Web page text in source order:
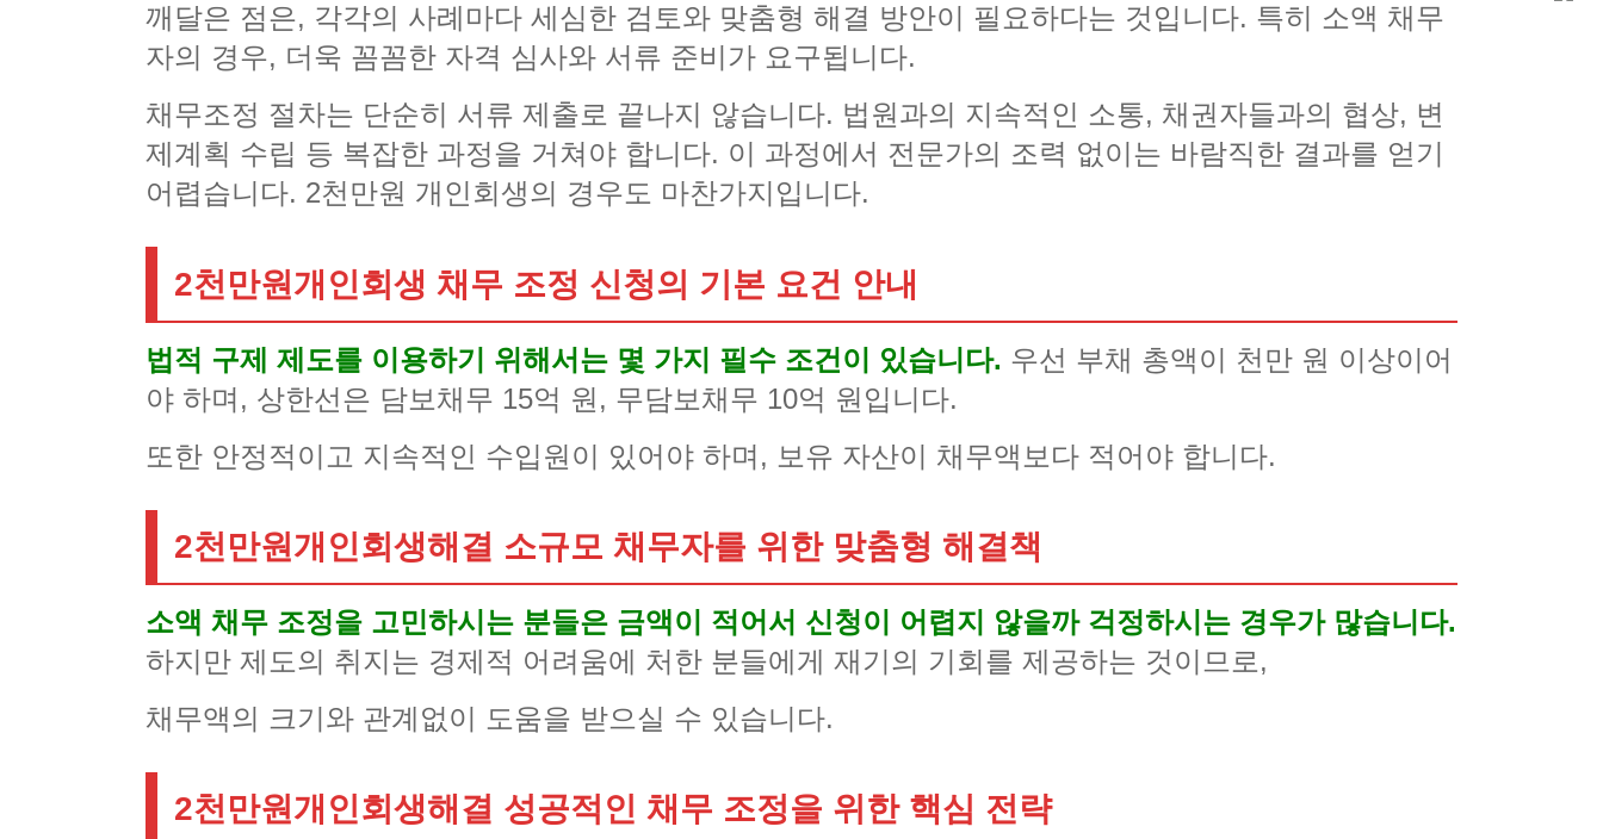
깨달은 점은, 각각의 사례마다 세심한 검토와 맞춤형 해결 방안이 필요하다는 것입니다. 특히 소액 채무
자의 경우, 더욱 꼼꼼한 자격 심사와 서류 준비가 요구됩니다.
채무조정 절차는 단순히 서류 제출로 끝나지 않습니다. 법원과의 지속적인 소통, 채권자들과의 협상, 변
제계획 수립 등 복잡한 과정을 거쳐야 합니다. 이 과정에서 전문가의 조력 없이는 바람직한 결과를 얻기
어렵습니다. 2천만원 개인회생의 경우도 마찬가지입니다.
2천만원개인회생 채무 조정 신청의 기본 요건 안내
법적 구제 제도를 이용하기 위해서는 몇 가지 필수 조건이 있습니다. 우선 부채 총액이 천만 원 이상이어
야 하며, 상한선은 담보채무 15억 원, 무담보채무 10억 원입니다.
또한 안정적이고 지속적인 수입원이 있어야 하며, 보유 자산이 채무액보다 적어야 합니다.
2천만원개인회생해결 소규모 채무자를 위한 맞춤형 해결책
소액 채무 조정을 고민하시는 분들은 금액이 적어서 신청이 어렵지 않을까 걱정하시는 경우가 많습니다.
하지만 제도의 취지는 경제적 어려움에 처한 분들에게 재기의 기회를 제공하는 것이므로,
채무액의 크기와 관계없이 도움을 받으실 수 있습니다.
2천만원개인회생해결 성공적인 채무 조정을 위한 핵심 전략